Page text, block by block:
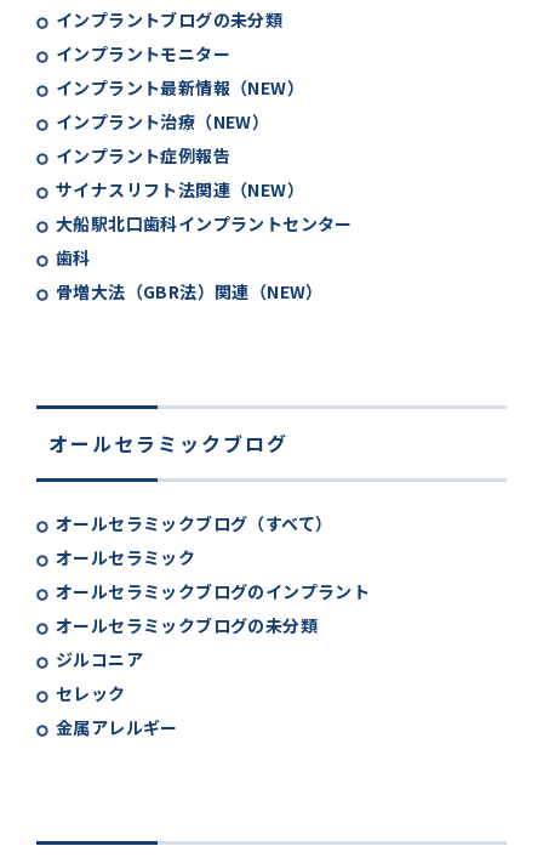
インプラントブログの未分類
インプラントモニター
インプラント最新情報（NEW）
インプラント治療（NEW）
インプラント症例報告
サイナスリフト法関連（NEW）
大船駅北口歯科インプラントセンター
歯科
骨増大法（GBR法）関連（NEW）
オールセラミックブログ
オールセラミックブログ（すべて）
オールセラミック
オールセラミックブログのインプラント
オールセラミックブログの未分類
ジルコニア
セレック
金属アレルギー